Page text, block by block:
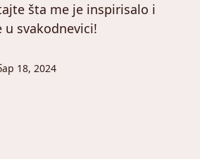
šta me je inspirisalo i
u svakodnevici!
18, 2024